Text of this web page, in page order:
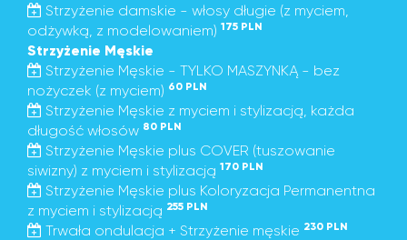
Strzyżenie damskie - włosy długie (z myciem,
odżywką, z modelowaniem) 175 PLN
Strzyżenie Męskie
Strzyżenie Męskie - TYLKO MASZYNKĄ - bez
nożyczek (z myciem) 60 PLN
Strzyżenie Męskie z myciem i stylizacją, każda
długość włosów 80 PLN
Strzyżenie Męskie plus COVER (tuszowanie
siwizny) z myciem i stylizacją 170 PLN
Strzyżenie Męskie plus Koloryzacja Permanentna
z myciem i stylizacją 255 PLN
Trwała ondulacja + Strzyżenie męskie 230 PLN